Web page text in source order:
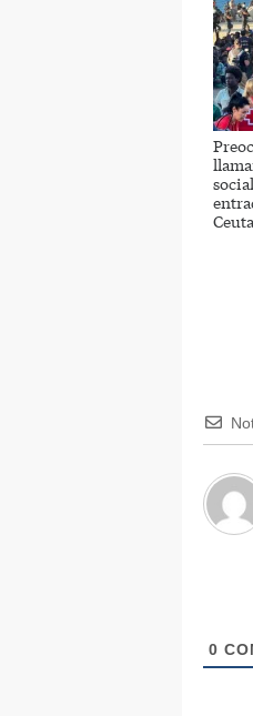
0